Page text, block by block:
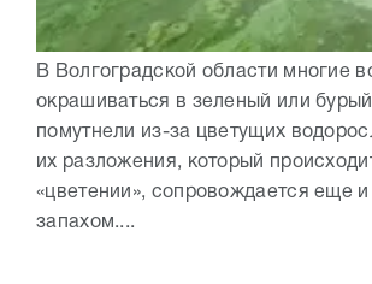
В Волгоградской области многие
окрашиваться в зеленый или
помутнели из-за цветущих
их разложения, который
«цветении», сопровождается еще
запахом....